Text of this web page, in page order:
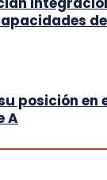
de
posición en
A